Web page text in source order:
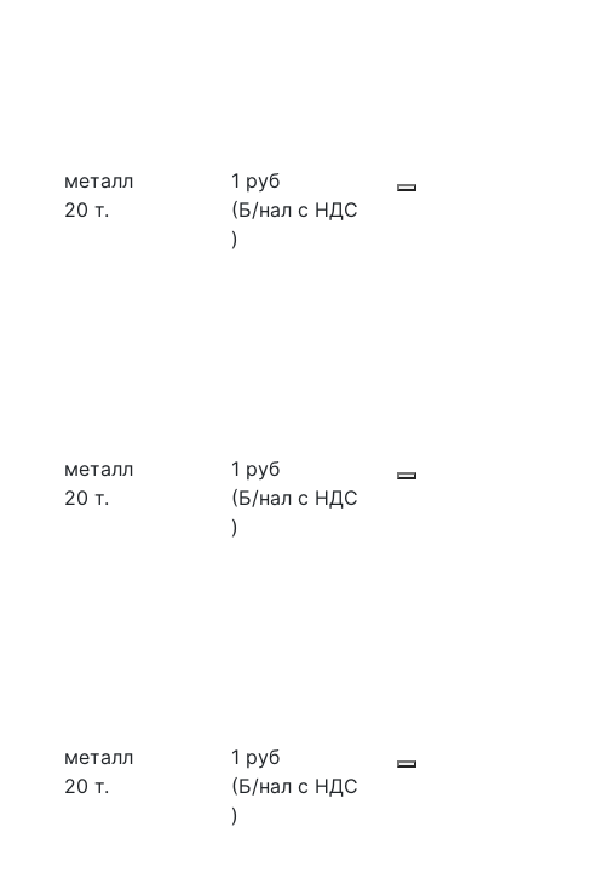
металл
20 т.
1 руб
(Б/нал с НДС
)
металл
20 т.
1 руб
(Б/нал с НДС
)
металл
20 т.
1 руб
(Б/нал с НДС
)